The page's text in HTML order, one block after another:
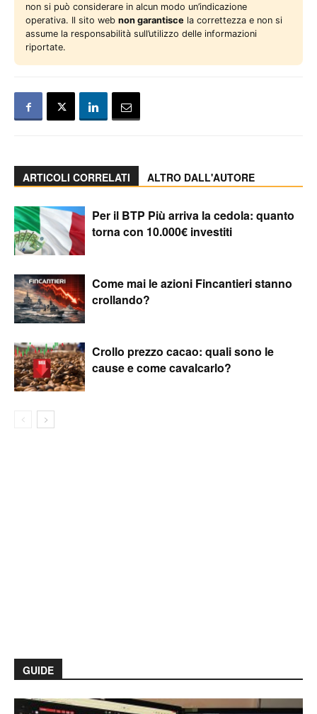
non si può considerare in alcun modo un’indicazione
operativa. Il sito web non garantisce la correttezza e non si
assume la responsabilità sull’utilizzo delle informazioni
riportate.
ARTICOLI CORRELATI ALTRO DALL'AUTORE
Per il BTP Più arriva la cedola: quanto
torna con 10.000€ investiti
Come mai le azioni Fincantieri stanno
crollando?
Crollo prezzo cacao: quali sono le
cause e come cavalcarlo?
GUIDE